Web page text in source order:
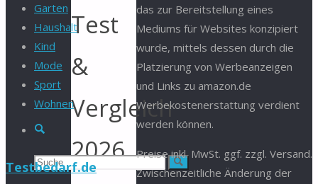
Garten
Haushalt
Kind
Mode
Sport
Wohnen
Suche
Suchen Suche
Testbedarf.de
Test
&
Vergleich
2026
das zur Bereitstellung eines
Mediums für Websites konzipiert
wurde, mittels dessen durch die
Platzierung von Werbeanzeigen
und Links zu amazon.de
Werbekostenerstattung verdient
werden können.
Preise inkl. MwSt. ggf. zzgl. Versand.
Zwischenzeitliche Änderung der